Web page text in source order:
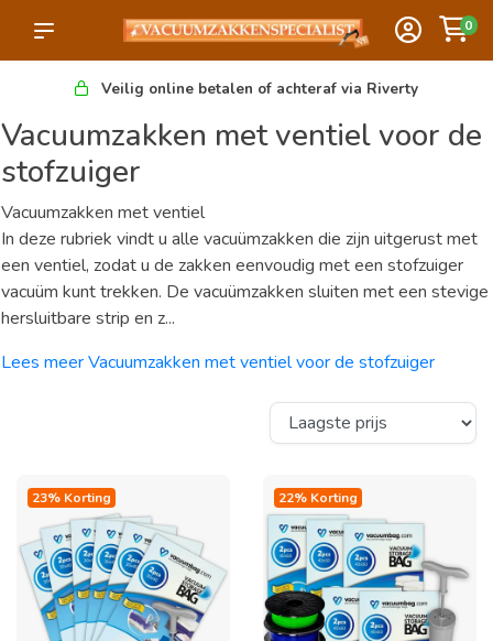
0
Veilig online betalen of achteraf via Riverty
Vacuumzakken met ventiel voor de
stofzuiger
Vacuumzakken met ventiel
In deze rubriek vindt u alle vacuümzakken die zijn uitgerust met
een ventiel, zodat u de zakken eenvoudig met een stofzuiger
vacuüm kunt trekken. De vacuümzakken sluiten met een stevige
hersluitbare strip en z...
Lees meer Vacuumzakken met ventiel voor de stofzuiger
23% Korting 22% Korting